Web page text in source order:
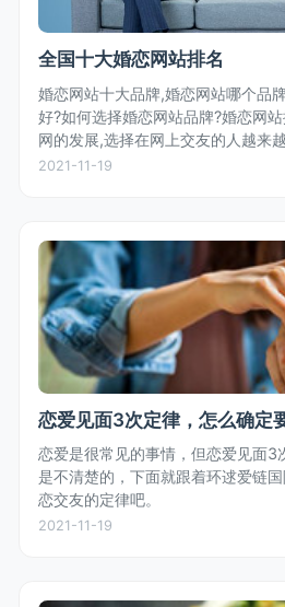
全国十大婚恋网站排名
婚恋网站十大品牌,婚恋网站哪个品
好?如何选择婚恋网站品牌?婚恋网
网的发展,选择在网上交友的人越来
站层出不穷,那么,究竟哪家婚恋网站
2021-11-19
恋爱见面3次定律，怎么确定
恋爱是很常见的事情，但恋爱见面3
是不清楚的，下面就跟着环逑爱链
恋交友的定律吧。
2021-11-19